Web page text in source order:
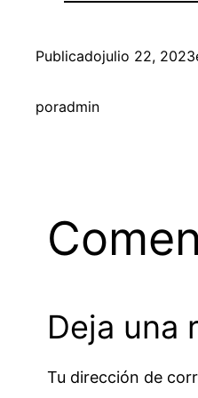
Publicadojulio 22, 2023
poradmin
Deja una
Tu dirección de